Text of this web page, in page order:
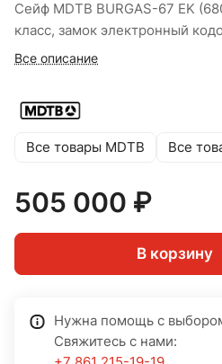
Сейф MDTB BURGAS-67 EK
класс, замок электронный
Все описание
Все товары MDTB Все
505 000 ₽
В корзину
Нужна помощь с
Свяжитесь с нами: